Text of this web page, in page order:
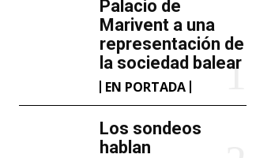
Palacio de
Marivent​ a una
representación de
la sociedad balear
EN PORTADA
Los sondeos
hablan